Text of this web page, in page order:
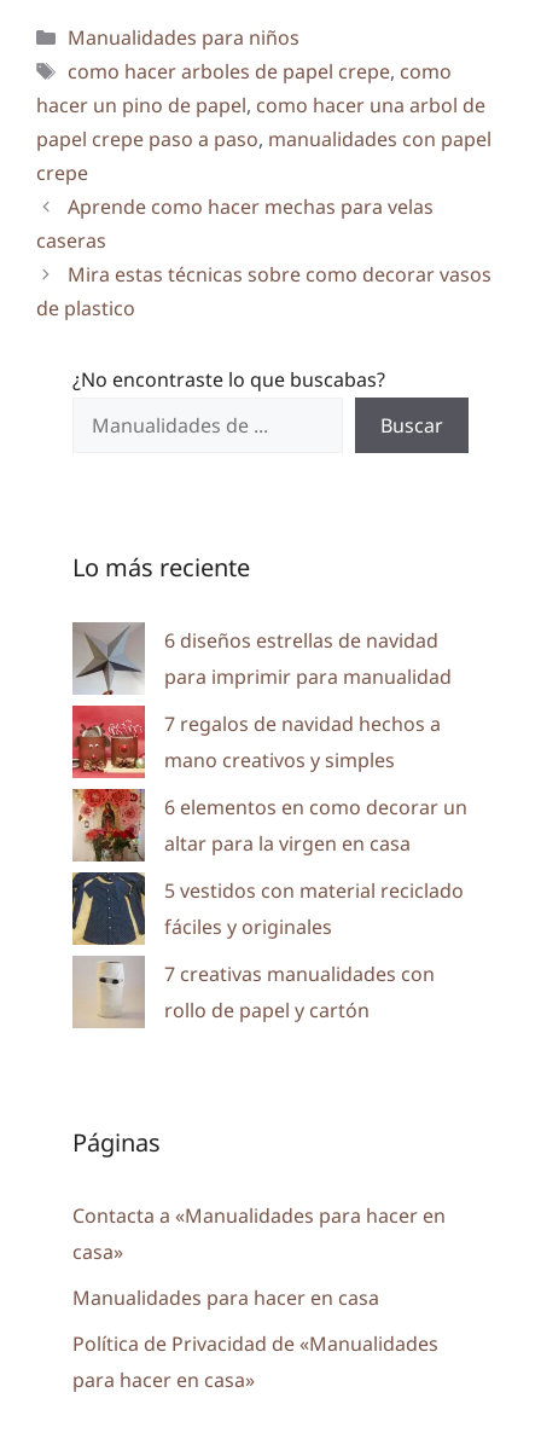
Categorías
Manualidades para niños
Etiquetas
como hacer arboles de papel crepe, como
hacer un pino de papel, como hacer una arbol de
papel crepe paso a paso, manualidades con papel
crepe
Aprende como hacer mechas para velas
caseras
Mira estas técnicas sobre como decorar vasos
de plastico
¿No encontraste lo que buscabas?
Buscar
Lo más reciente
6 diseños estrellas de navidad
para imprimir para manualidad
7 regalos de navidad hechos a
mano creativos y simples
6 elementos en como decorar un
altar para la virgen en casa
5 vestidos con material reciclado
fáciles y originales
7 creativas manualidades con
rollo de papel y cartón
Páginas
Contacta a «Manualidades para hacer en
casa»
Manualidades para hacer en casa
Política de Privacidad de «Manualidades
para hacer en casa»